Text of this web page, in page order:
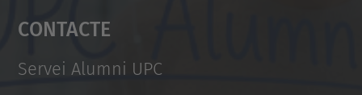
powered by
Contacte
Servei Alumni UPC